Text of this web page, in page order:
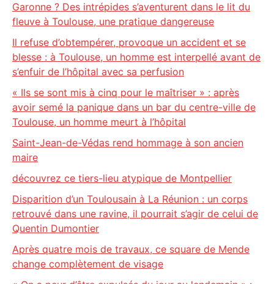
Garonne ? Des intrépides s’aventurent dans le lit du
fleuve à Toulouse, une pratique dangereuse
Il refuse d’obtempérer, provoque un accident et se
blesse : à Toulouse, un homme est interpellé avant de
s’enfuir de l’hôpital avec sa perfusion
« Ils se sont mis à cinq pour le maîtriser » : après
avoir semé la panique dans un bar du centre-ville de
Toulouse, un homme meurt à l’hôpital
Saint-Jean-de-Védas rend hommage à son ancien
maire
découvrez ce tiers-lieu atypique de Montpellier
Disparition d’un Toulousain à La Réunion : un corps
retrouvé dans une ravine, il pourrait s’agir de celui de
Quentin Dumontier
Après quatre mois de travaux, ce square de Mende
change complètement de visage